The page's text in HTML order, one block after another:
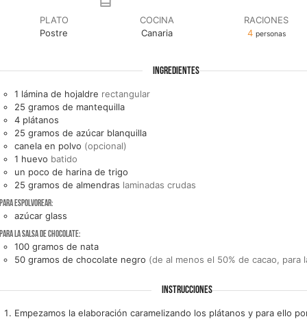
PLATO
Postre
COCINA
Canaria
RACIONES
4 personas
INGREDIENTES
1 lámina de hojaldre rectangular
25 gramos de mantequilla
4 plátanos
25 gramos de azúcar blanquilla
canela en polvo (opcional)
1 huevo batido
un poco de harina de trigo
25 gramos de almendras laminadas crudas
Para espolvorear:
azúcar glass
Para la salsa de chocolate:
100 gramos de nata
50 gramos de chocolate negro (de al menos el 50% de cacao, para
INSTRUCCIONES
Empezamos la elaboración caramelizando los plátanos y para ello